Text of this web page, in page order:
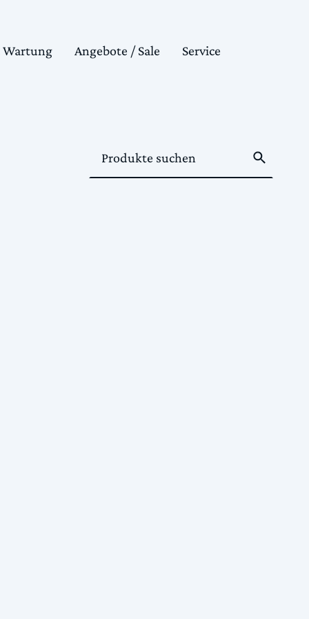
Wartung Angebote / Sale Service